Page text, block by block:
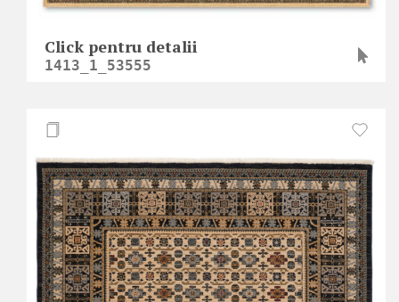
Click pentru detalii
1413_1_53555